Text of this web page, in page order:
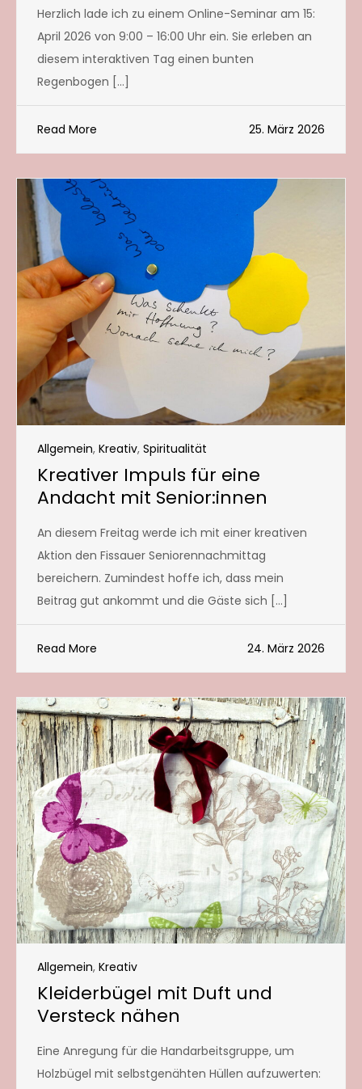
Herzlich lade ich zu einem Online-Seminar am 15:
April 2026 von 9:00 – 16:00 Uhr ein. Sie erleben an
diesem interaktiven Tag einen bunten
Regenbogen […]
Read More 25. März 2026
Allgemein, Kreativ, Spiritualität
Kreativer Impuls für eine
Andacht mit Senior:innen
An diesem Freitag werde ich mit einer kreativen
Aktion den Fissauer Seniorennachmittag
bereichern. Zumindest hoffe ich, dass mein
Beitrag gut ankommt und die Gäste sich […]
Read More 24. März 2026
Allgemein, Kreativ
Kleiderbügel mit Duft und
Versteck nähen
Eine Anregung für die Handarbeitsgruppe, um
Holzbügel mit selbstgenähten Hüllen aufzuwerten: